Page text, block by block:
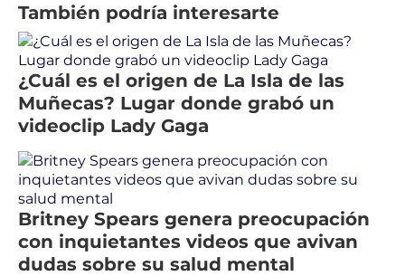
También podría interesarte
¿Cuál es el origen de La Isla de las
Muñecas? Lugar donde grabó un
videoclip Lady Gaga
Britney Spears genera preocupación
con inquietantes videos que avivan
dudas sobre su salud mental